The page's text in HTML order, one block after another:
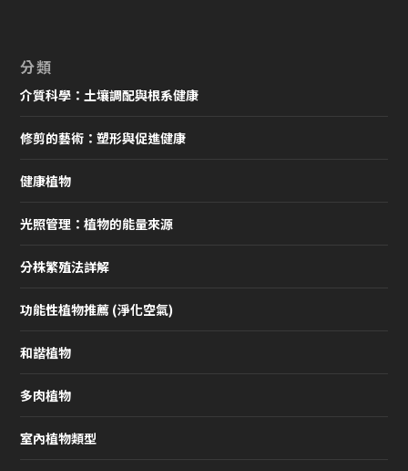
分類
介質科學：土壤調配與根系健康
修剪的藝術：塑形與促進健康
健康植物
光照管理：植物的能量來源
分株繁殖法詳解
功能性植物推薦 (淨化空氣)
和諧植物
多肉植物
室內植物類型